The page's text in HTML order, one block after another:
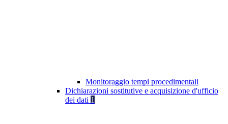
Monitoraggio tempi procedimentali
Dichiarazioni sostitutive e acquisizione d'ufficio
dei dati 1